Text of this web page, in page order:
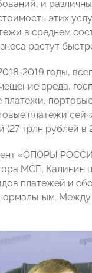
и
этих
в среднем
растут
2019 годы,
вреда,
платежи,
платежи
трлн рублей в
«ОПОРЫ
МСП. Калинин
платежей и